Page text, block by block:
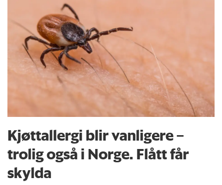
Kjøttallergi blir vanligere –
trolig også i Norge. Flått får
skylda